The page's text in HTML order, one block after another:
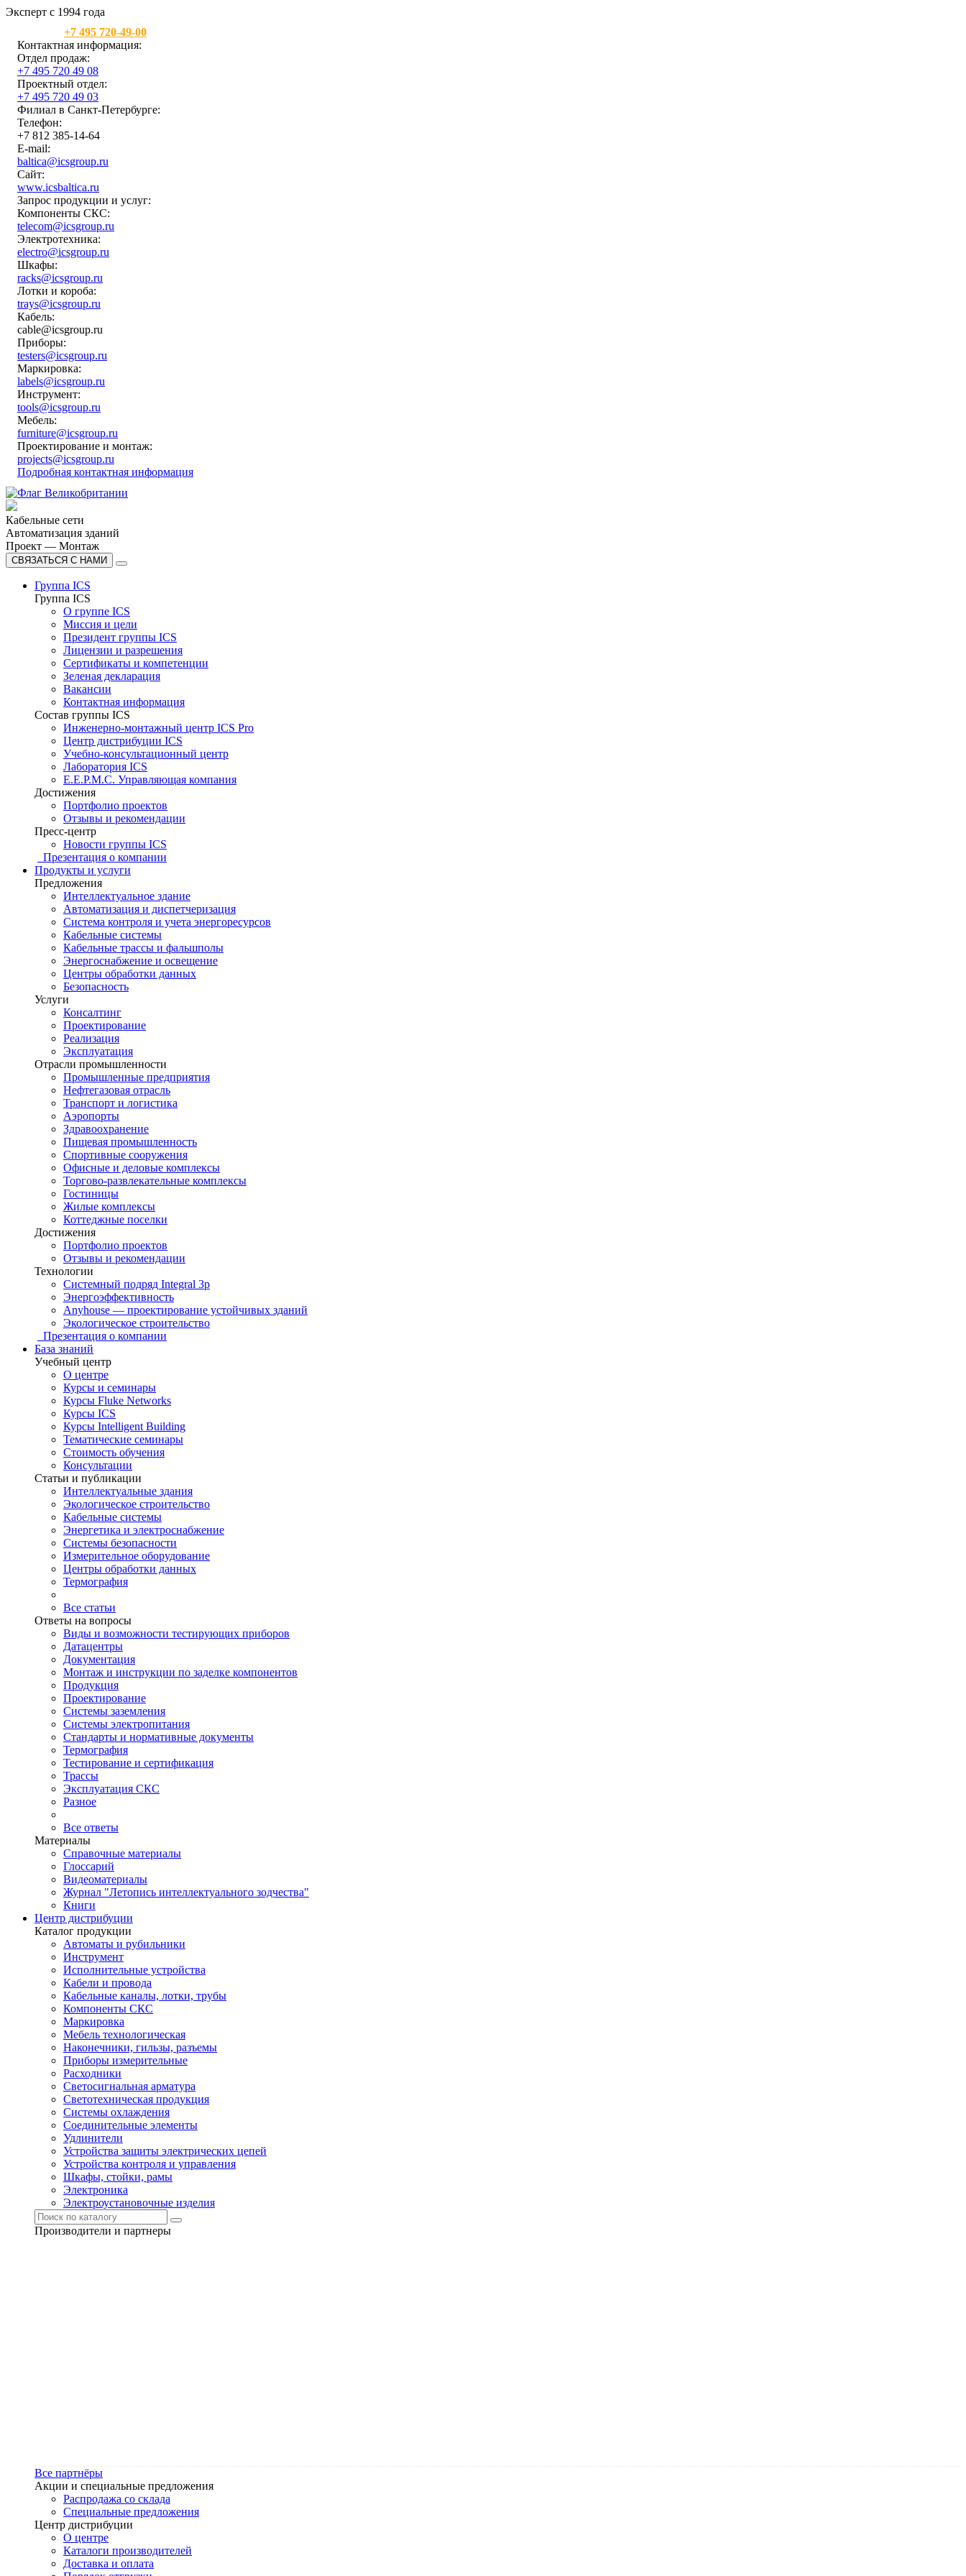
Эксперт с 1994 года
+7 495 720-49-00
Контактная информация:
Отдел продаж:
+7 495 720 49 08
Проектный отдел:
+7 495 720 49 03
Филиал в Санкт-Петербурге:
Телефон:
+7 812 385-14-64
E-mail:
baltica@icsgroup.ru
Сайт:
www.icsbaltica.ru
Запрос продукции и услуг:
Компоненты СКС:
telecom@icsgroup.ru
Электротехника:
electro@icsgroup.ru
Шкафы:
racks@icsgroup.ru
Лотки и короба:
trays@icsgroup.ru
Кабель:
cable@icsgroup.ru
Приборы:
testers@icsgroup.ru
Маркировка:
labels@icsgroup.ru
Инструмент:
tools@icsgroup.ru
Мебель:
furniture@icsgroup.ru
Проектирование и монтаж:
projects@icsgroup.ru
Подробная контактная информация
Кабельные сети
Автоматизация зданий
Проект — Монтаж
СВЯЗАТЬСЯ С НАМИ
Группа ICS
Группа ICS
О группе ICS
Миссия и цели
Президент группы ICS
Лицензии и разрешения
Сертификаты и компетенции
Зеленая декларация
Вакансии
Контактная информация
Состав группы ICS
Инженерно-монтажный центр ICS Pro
Центр дистрибуции ICS
Учебно-консультационный центр
Лаборатория ICS
E.E.P.M.C. Управляющая компания
Достижения
Портфолио проектов
Отзывы и рекомендации
Пресс-центр
Новости группы ICS
Презентация о компании
Продукты и услуги
Предложения
Интеллектуальное здание
Автоматизация и диспетчеризация
Система контроля и учета энергоресурсов
Кабельные системы
Кабельные трассы и фальшполы
Энергоснабжение и освещение
Центры обработки данных
Безопасность
Услуги
Консалтинг
Проектирование
Реализация
Эксплуатация
Отрасли промышленности
Промышленные предприятия
Нефтегазовая отрасль
Транспорт и логистика
Аэропорты
Здравоохранение
Пищевая промышленность
Спортивные сооружения
Офисные и деловые комплексы
Торгово-развлекательные комплексы
Гостиницы
Жилые комплексы
Коттеджные поселки
Достижения
Портфолио проектов
Отзывы и рекомендации
Технологии
Системный подряд Integral 3p
Энергоэффективность
Anyhouse — проектирование устойчивых зданий
Экологическое строительство
Презентация о компании
База знаний
Учебный центр
О центре
Курсы и семинары
Курсы Fluke Networks
Курсы ICS
Курсы Intelligent Building
Тематические семинары
Стоимость обучения
Консультации
Статьи и публикации
Интеллектуальные здания
Экологическое строительство
Кабельные системы
Энергетика и электроснабжение
Системы безопасности
Измерительное оборудование
Центры обработки данных
Термография
Все статьи
Ответы на вопросы
Виды и возможности тестирующих приборов
Датацентры
Документация
Монтаж и инструкции по заделке компонентов
Продукция
Проектирование
Системы заземления
Системы электропитания
Стандарты и нормативные документы
Термография
Тестирование и сертификация
Трассы
Эксплуатация СКС
Разное
Все ответы
Материалы
Справочные материалы
Глоссарий
Видеоматериалы
Журнал "Летопись интеллектуального зодчества"
Книги
Центр дистрибуции
Каталог продукции
Автоматы и рубильники
Инструмент
Исполнительные устройства
Кабели и провода
Кабельные каналы, лотки, трубы
Компоненты СКС
Маркировка
Мебель технологическая
Наконечники, гильзы, разъемы
Приборы измерительные
Расходники
Светосигнальная арматура
Светотехническая продукция
Системы охлаждения
Соединительные элементы
Удлинители
Устройства защиты электрических цепей
Устройства контроля и управления
Шкафы, стойки, рамы
Электроника
Электроустановочные изделия
Производители и партнеры
Все партнёры
Акции и специальные предложения
Распродажа со склада
Специальные предложения
Центр дистрибуции
О центре
Каталоги производителей
Доставка и оплата